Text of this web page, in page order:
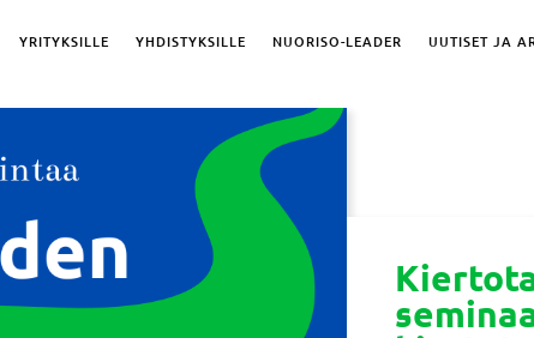
YRITYKSILLE YHDISTYKSILLE NUORISO-LEADER UUTISET JA